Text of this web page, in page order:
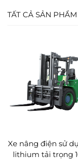
nghiệt như
1. Hệ thống pin
hiệu suất cao
Tuổi thọ xuất
mật độ năng
đáng kể so với
hữu khả năng ổn
động và dễ dàng
nhiều ca.
TẤT CẢ SẢN PHẨM
Xe nâng điện sử
lithium tải trọng